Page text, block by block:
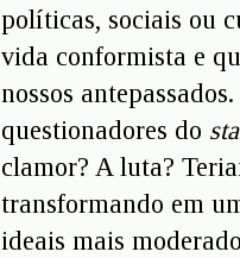
políticas, sociais ou
vida conformista e
nossos
questionadores do
clamor? A luta?
transformando em
ideais mais